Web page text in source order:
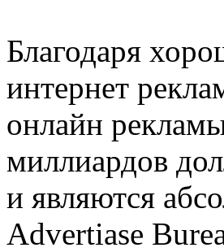
Благодаря
интернет
онлайн
миллиардов
и являются
Advertiase